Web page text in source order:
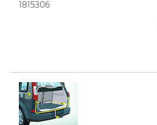
1815306